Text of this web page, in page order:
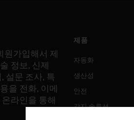
가입해서 제
정보, 신제
설문 조사, 특
을 전화, 이메
라인을 통해
제품
자동화
생산성
안전
감지 솔루션